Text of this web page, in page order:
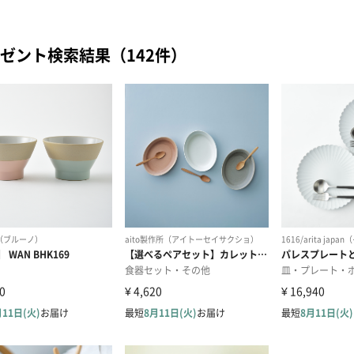
ント検索結果（142件）